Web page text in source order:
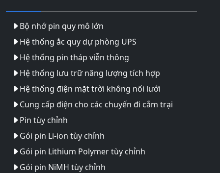
Bộ nhớ pin quy mô lớn
Hệ thống ắc quy dự phòng UPS
Hệ thống pin tháp viễn thông
Hệ thống lưu trữ năng lượng tích hợp
Hệ thống điện mặt trời không nối lưới
Cung cấp điện cho các chuyến đi cắm trại
Pin tùy chỉnh
Gói pin Li-ion tùy chỉnh
Gói pin Lithium Polymer tùy chỉnh
Gói pin NiMH tùy chỉnh